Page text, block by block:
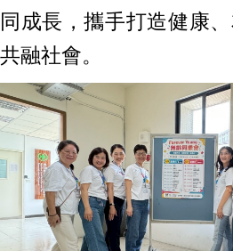
同成長，攜手打造健康
共融社會。